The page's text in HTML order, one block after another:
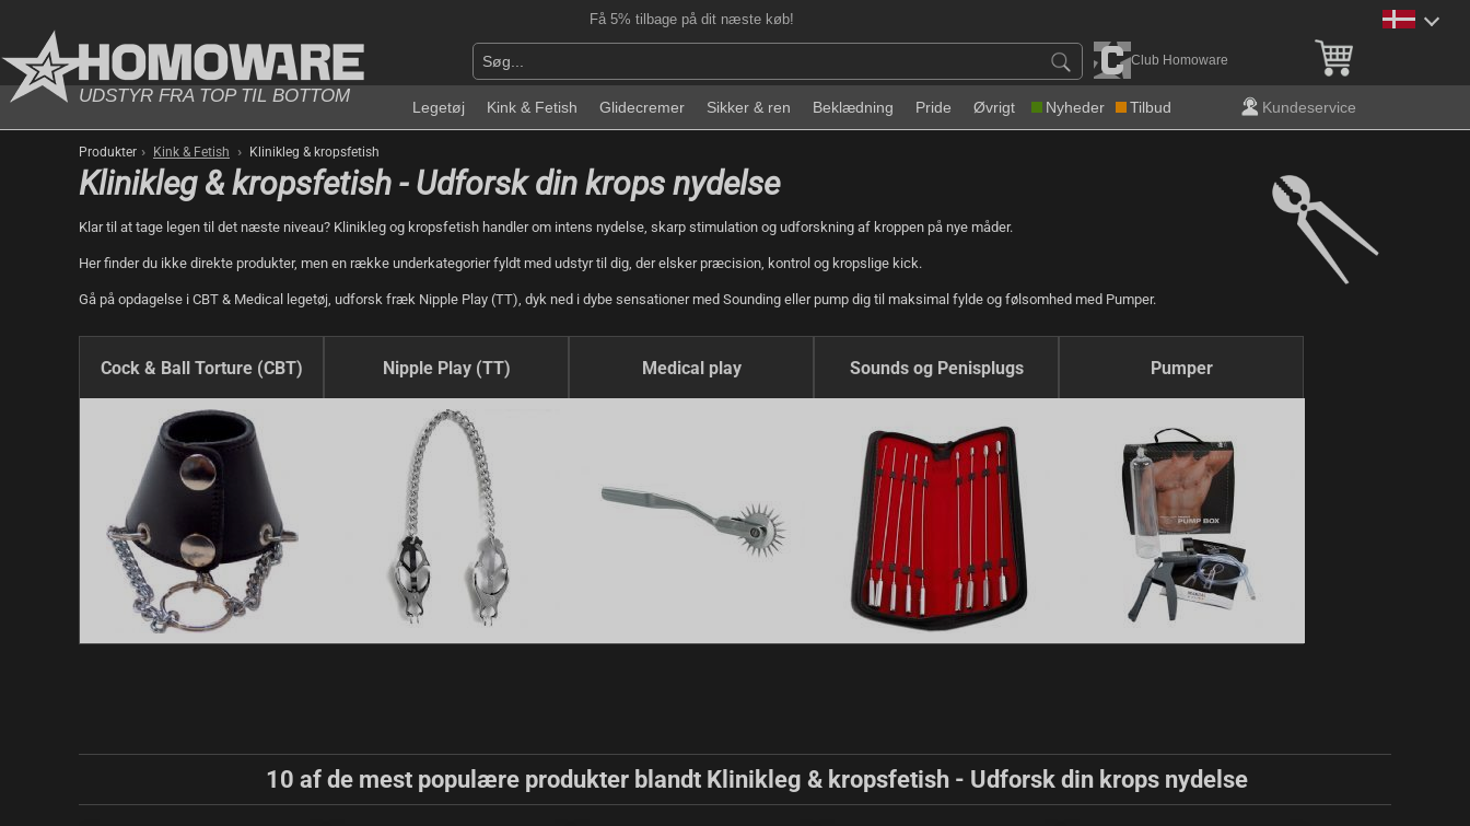
Få 5% tilbage på dit næste køb! Gratis levering over 600
Club Homoware
UDSTYR FRA TOP TIL BOTTOM
Legetøj Kink & Fetish Glidecremer Sikker & ren Beklædning Pride Øvrigt Nyheder Tilbud Kundeservice
Produkter › Kink & Fetish › Klinikleg & kropsfetish
Klinikleg & kropsfetish - Udforsk din krops nydelse
Klar til at tage legen til det næste niveau? Klinikleg og kropsfetish handler om intens nydelse, skarp stimulation og udforskning af kroppen på nye måder.
Her finder du ikke direkte produkter, men en række underkategorier fyldt med udstyr til dig, der elsker præcision, kontrol og kropslige kick.
Gå på opdagelse i CBT & Medical legetøj, udforsk fræk Nipple Play (TT), dyk ned i dybe sensationer med Sounding eller pump dig til maksimal fylde og følsomhed med Pumper.
Cock & Ball Torture (CBT) Nipple Play (TT) Medical play Sounds og Penisplugs Pumper
10 af de mest populære produkter blandt Klinikleg & kropsfetish - Udforsk din krops nydelse